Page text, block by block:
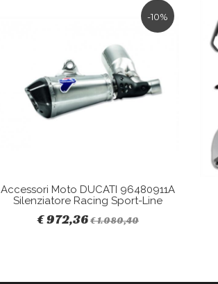
-10%
Accessori Moto DUCATI 96480911A
Silenziatore Racing Sport-Line
€ 972,36€ 1.080,40